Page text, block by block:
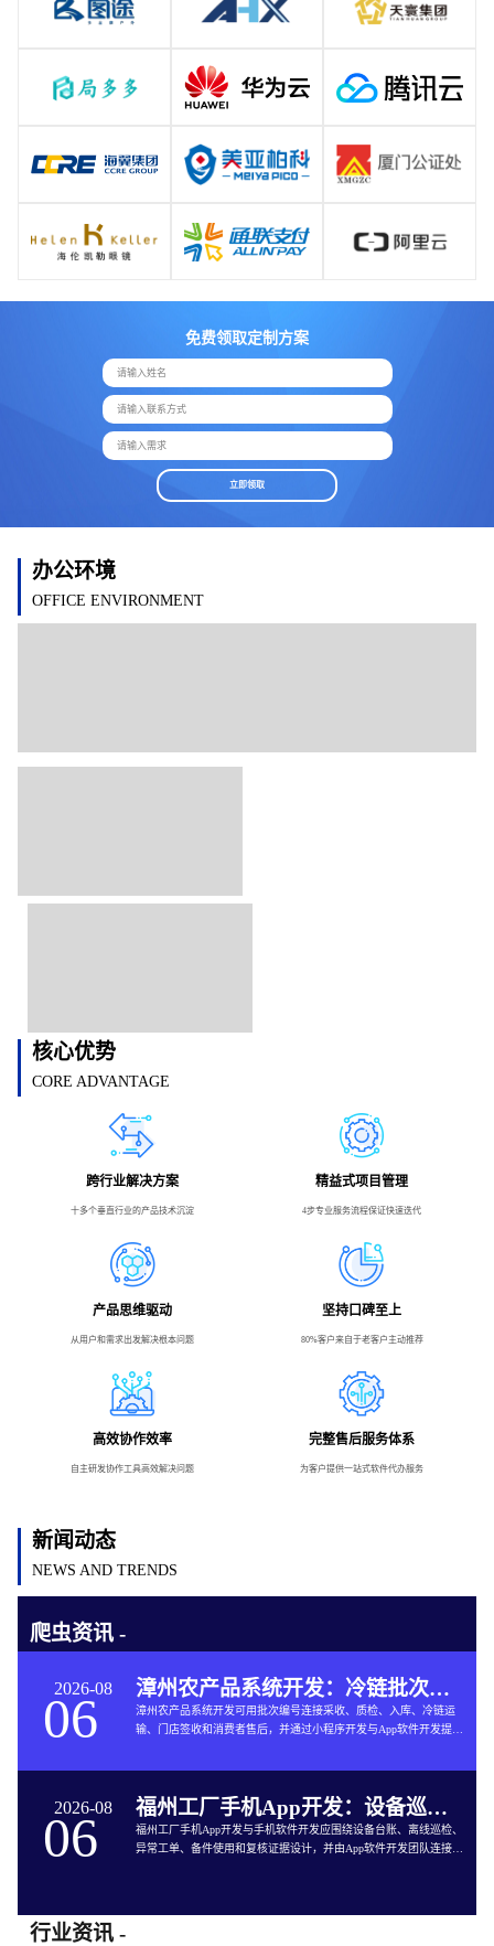
免费领取定制方案
请输入姓名
请输入联系方式
请输入需求
立即领取
办公环境
OFFICE ENVIRONMENT
核心优势
CORE ADVANTAGE
跨行业解决方案
十多个垂直行业的产品技术沉淀
精益式项目管理
4步专业服务流程保证快速迭代
产品思维驱动
从用户和需求出发解决根本问题
坚持口碑至上
80%客户来自于老客户主动推荐
高效协作效率
自主研发协作工具高效解决问题
完整售后服务体系
为客户提供一站式软件代办服务
新闻动态
NEWS AND TRENDS
爬虫资讯 -
2026-08
06 漳州农产品系统开发：冷链批次如何连接仓储与售后
漳州农产品系统开发可用批次编号连接采收、质检、入库、冷链运
输、门店签收和消费者售后，并通过小程序开发与App软件开发提供
2026-08
06 福州工厂手机App开发：设备巡检如何兼顾离线与追责
福州工厂手机App开发与手机软件开发应围绕设备台账、离线巡检、
异常工单、备件使用和复核证据设计，并由App软件开发团队连接生
行业资讯 -